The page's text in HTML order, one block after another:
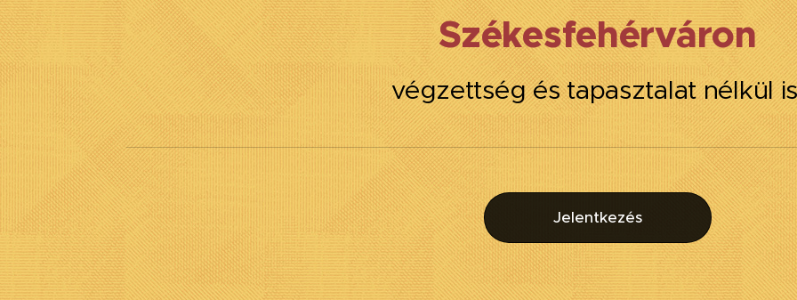
Székesfehérváron
végzettség és tapasztalat nélkül
Jelentkezés